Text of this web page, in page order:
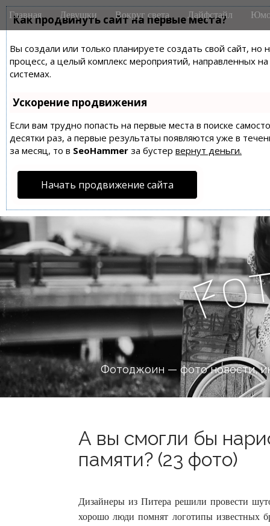
Как продвинуть сайт на первые места?
Вы создали или только планируете создать свой сайт,
процесс, а целый комплекс мероприятий, направленных
системах.
Ускорение продвижения
Если вам трудно попасть на первые места в поиске
десятки раз, а первые результаты появляются уже в
за месяц, то в SeoHammer за бустер вернут деньги.
Начать продвижение сайта
M
a
n
m
e
n
u
i
Главная Девушки Вокруг света Лайфстайл
Fo
Фотоджоин — фото новости,
А вы смогли бы
памяти? (23 фото)
Дизайнеры из Питера решили провести
хорошо люди помнят логотипы известных